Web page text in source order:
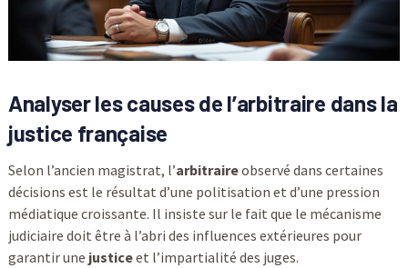
Analyser les causes de l’arbitraire dans la
justice française
Selon l’ancien magistrat, l’arbitraireobservé dans certaines
décisions est le résultat d’une politisation et d’une pression
médiatique croissante. Il insiste sur le fait que le mécanisme
judiciaire doit être à l’abri des influences extérieures pour
garantir une justiceet l’impartialité des juges.